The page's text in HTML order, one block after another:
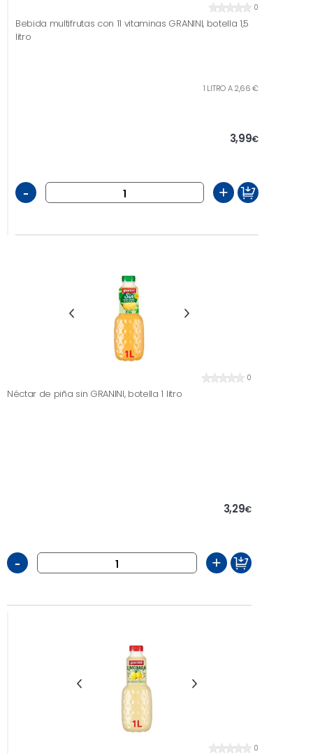
0
Bebida multifrutas con 11 vitaminas GRANINI, botella 1,5
litro
1 LITRO A 2,66 €
3,99€
- +
0
Néctar de piña sin GRANINI, botella 1 litro
3,29€
- +
0